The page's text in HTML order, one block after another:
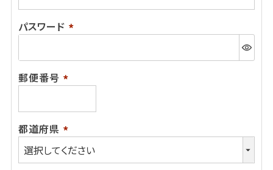
須)
パスワード
須)
郵便番号
須)
都道府県
(必
須)